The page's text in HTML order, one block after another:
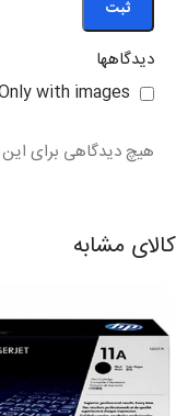
دیدگاهها
with images
هیچ دیدگاهی برای
کالای مشابه